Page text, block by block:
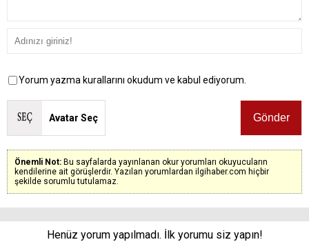
Yorum yazma kurallarını okudum ve kabul ediyorum.
Avatar Seç
Önemli Not: Bu sayfalarda yayınlanan okur yorumları okuyucuların
kendilerine ait görüşlerdir. Yazılan yorumlardan ilgihaber.com hiçbir
şekilde sorumlu tutulamaz.
Henüz yorum yapılmadı. İlk yorumu siz yapın!